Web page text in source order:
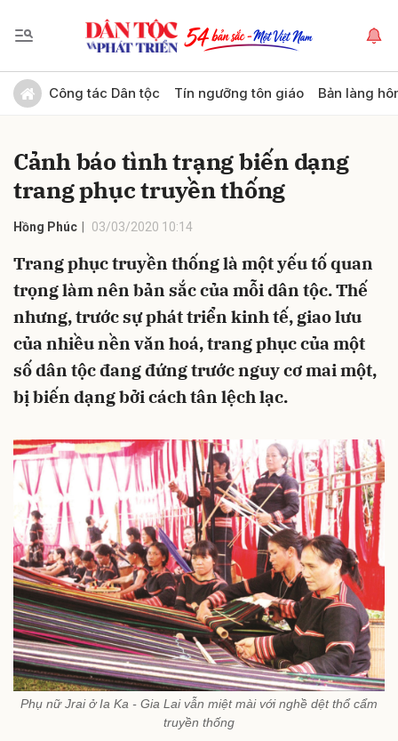
Công tác Dân tộc Tín ngưỡng tôn giáo Bản làng
Cảnh báo tình trạng biến dạng
trang phục truyền thống
Hồng Phúc 03/03/2020 10:14
Trang phục truyền thống là một yếu tố quan
trọng làm nên bản sắc của mỗi dân tộc. Thế
nhưng, trước sự phát triển kinh tế, giao lưu
của nhiều nền văn hoá, trang phục của một
số dân tộc đang đứng trước nguy cơ mai một,
bị biến dạng bởi cách tân lệch lạc.
Phụ nữ Jrai ở Ia Ka - Gia Lai vẫn miệt mài với nghề dệt thổ cẩm
truyền thống
Gửi bình luận
Hủy Gửi